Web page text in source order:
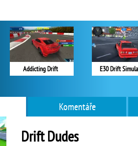
Addicting Drift E30 Drift
Komentáře
Drift Dudes